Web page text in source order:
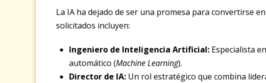
La IA ha dejado de ser una promesa para convertirse
solicitados incluyen:
Ingeniero de Inteligencia Artificial: Especialista
automático (Machine Learning).
Director de IA: Un rol estratégico que combina